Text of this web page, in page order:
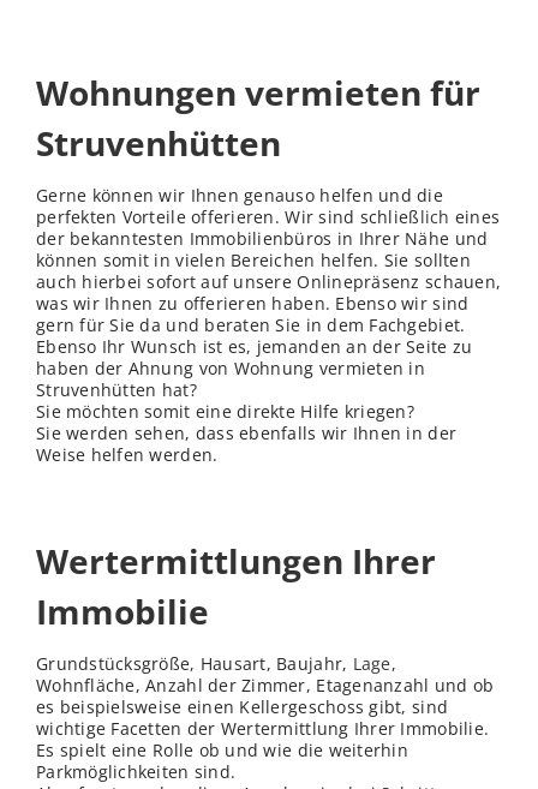
Wohnungen vermieten für
Struvenhütten
Gerne können wir Ihnen genauso helfen und die
perfekten Vorteile offerieren. Wir sind schließlich eines
der bekanntesten Immobilienbüros in Ihrer Nähe und
können somit in vielen Bereichen helfen. Sie sollten
auch hierbei sofort auf unsere Onlinepräsenz schauen,
was wir Ihnen zu offerieren haben. Ebenso wir sind
gern für Sie da und beraten Sie in dem Fachgebiet.
Ebenso Ihr Wunsch ist es, jemanden an der Seite zu
haben der Ahnung von Wohnung vermieten in
Struvenhütten hat?
Sie möchten somit eine direkte Hilfe kriegen?
Sie werden sehen, dass ebenfalls wir Ihnen in der
Weise helfen werden.
Wertermittlungen Ihrer
Immobilie
Grundstücksgröße, Hausart, Baujahr, Lage,
Wohnfläche, Anzahl der Zimmer, Etagenanzahl und ob
es beispielsweise einen Kellergeschoss gibt, sind
wichtige Facetten der Wertermittlung Ihrer Immobilie.
Es spielt eine Rolle ob und wie die weiterhin
Parkmöglichkeiten sind.